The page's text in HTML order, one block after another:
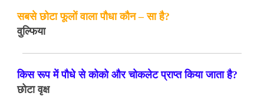
सबसे छोटा फूलों वाला पौधा कौन – सा है?
वुल्फिया
किस रूप में पौधे से कोको और चोकलेट प्राप्त किया जाता है?
छोटा वृक्ष